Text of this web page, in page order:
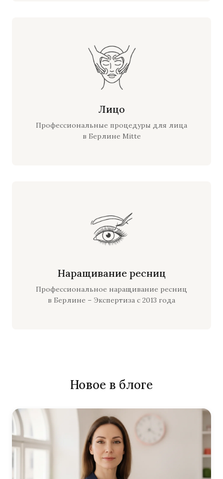
Лицо
Профессиональные процедуры для лица
в Берлине Mitte
Наращивание ресниц
Профессиональное наращивание ресниц
в Берлине – Экспертиза с 2013 года
Новое в блоге